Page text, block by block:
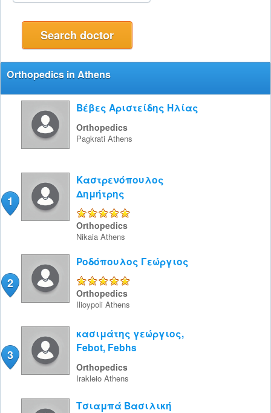
Orthopedics in Athens
Βέβες Αριστείδης Ηλίας
Orthopedics
Pagkrati Athens
1
Καστρενόπουλος
Δημήτρης
Orthopedics
Nikaia Athens
2
Ροδόπουλος Γεώργιος
Orthopedics
Ilioypoli Athens
3
κασιμάτης γεώργιος,
Febot, Febhs
Orthopedics
Irakleio Athens
Τσιαμπά Βασιλική